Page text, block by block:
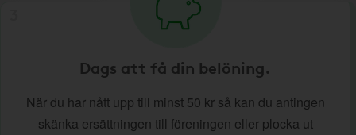
Dags att få din belöning.
När du har nått upp till minst 50 kr så kan du antingen
skänka ersättningen till föreningen eller plocka ut